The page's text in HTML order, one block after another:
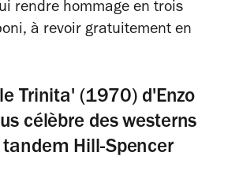
rendre hommage en trois
à revoir gratuitement en
Trinita' (1970) d'Enzo
célèbre des westerns
Hill-Spencer